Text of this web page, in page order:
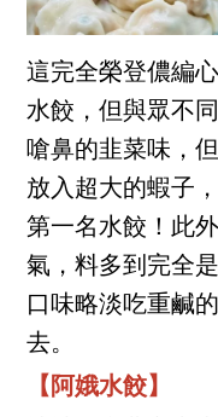
這完全榮登儂編
水餃，但與眾不
嗆鼻的韭菜味，
放入超大的蝦子
第一名水餃！此
氣，料多到完全
口味略淡吃重鹹
去。
【阿娥水餃】